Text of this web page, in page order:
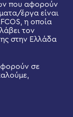
που αφορούν
έργα είναι
η οποία
τον
στην Ελλάδα
σε